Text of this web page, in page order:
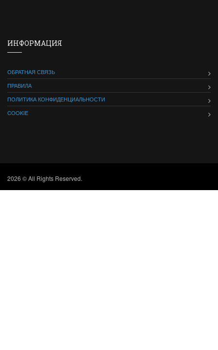
ИНФОРМАЦИЯ
ОБРАТНАЯ СВЯЗЬ
ПРАВИЛА
ПОЛИТИКА КОНФИДЕНЦИАЛЬНОСТИ
COOKIE
2026 © All Rights Reserved.